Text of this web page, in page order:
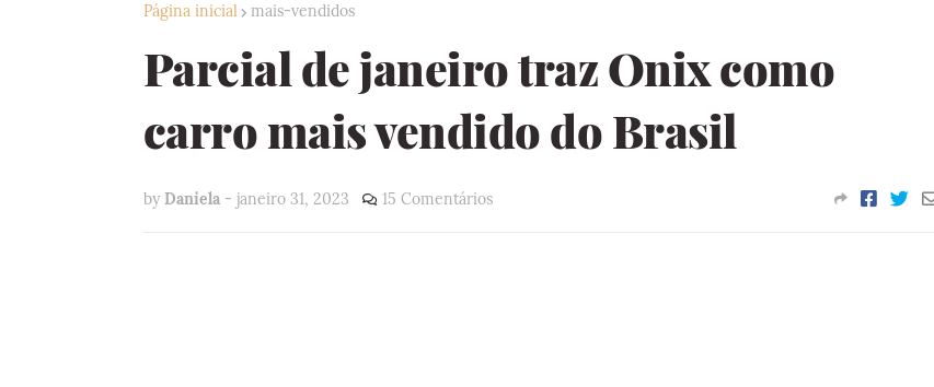
Página inicial mais-vendidos
Parcial de janeiro traz Onix como
carro mais vendido do Brasil
by Daniela - janeiro 31, 2023 15 Comentários